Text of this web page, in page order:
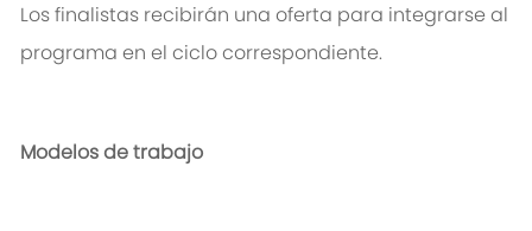
Los finalistas recibirán una oferta para integrarse al
programa en el ciclo correspondiente.
Modelos de trabajo